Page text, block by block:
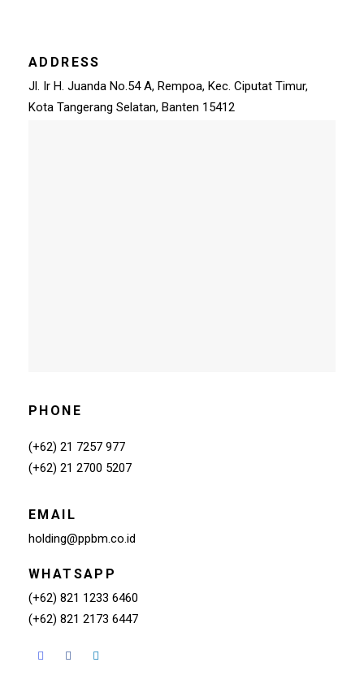
ADDRESS
Jl. Ir H. Juanda No.54 A, Rempoa, Kec. Ciputat Timur,
Kota Tangerang Selatan, Banten 15412
PHONE
(+62) 21 7257 977
(+62) 21 2700 5207
EMAIL
holding@ppbm.co.id
WHATSAPP
(+62) 821 1233 6460
(+62) 821 2173 6447